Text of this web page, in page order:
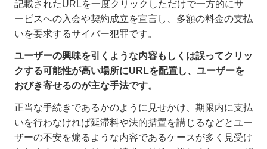
記載されたURLを一度クリックしただけで一方的にサ
ービスへの入会や契約成立を宣言し、多額の料金の支払
いを要求するサイバー犯罪です。
ユーザーの興味を引くような内容もしくは誤ってクリッ
クする可能性が高い場所にURLを配置し、ユーザーを
おびき寄せるのが主な手法です。
正当な手続きであるかのように見せかけ、期限内に支払
いを行わなければ延滞料や法的措置を講じるなどとユー
ザーの不安を煽るような内容であるケースが多く見受け